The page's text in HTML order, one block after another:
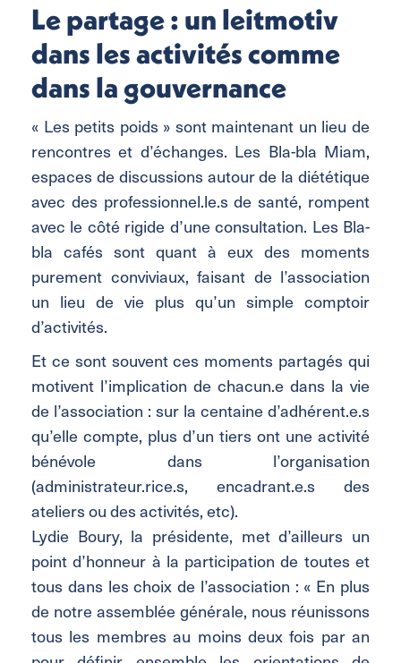
Le partage : un leitmotiv
dans les activités comme
dans la gouvernance
« Les petits poids » sont maintenant un lieu de
rencontres et d’échanges. Les Bla-bla Miam,
espaces de discussions autour de la diététique
avec des professionnel.le.s de santé, rompent
avec le côté rigide d’une consultation. Les Bla-
bla cafés sont quant à eux des moments
purement conviviaux, faisant de l’association
un lieu de vie plus qu’un simple comptoir
d’activités.
Et ce sont souvent ces moments partagés qui
motivent l’implication de chacun.e dans la vie
de l’association : sur la centaine d’adhérent.e.s
qu’elle compte, plus d’un tiers ont une activité
bénévole dans l’organisation
(administrateur.rice.s, encadrant.e.s des
ateliers ou des activités, etc).
Lydie Boury, la présidente, met d’ailleurs un
point d’honneur à la participation de toutes et
tous dans les choix de l’association : « En plus
de notre assemblée générale, nous réunissons
tous les membres au moins deux fois par an